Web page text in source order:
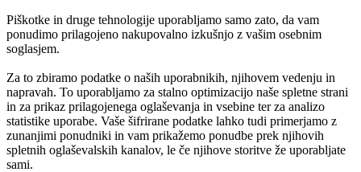
Piškotke in druge tehnologije uporabljamo samo zato, da vam
ponudimo prilagojeno nakupovalno izkušnjo z vašim osebnim
soglasjem.
Za to zbiramo podatke o naših uporabnikih, njihovem vedenju in
napravah. To uporabljamo za stalno optimizacijo naše spletne strani
in za prikaz prilagojenega oglaševanja in vsebine ter za analizo
statistike uporabe. Vaše šifrirane podatke lahko tudi primerjamo z
zunanjimi ponudniki in vam prikažemo ponudbe prek njihovih
spletnih oglaševalskih kanalov, le če njihove storitve že uporabljate
sami.